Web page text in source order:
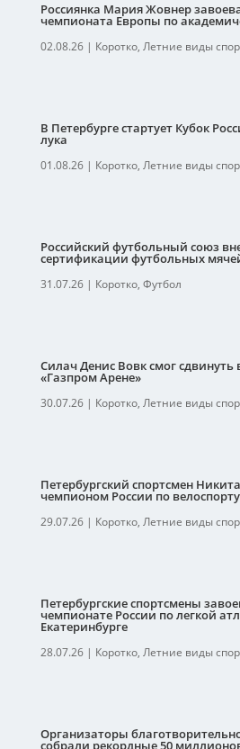
Россиянка Мария Жовнер
чемпионата Европы по
02.08.26| Коротко, Летние виды
В Петербурге стартует Кубок
лука
01.08.26| Коротко, Летние виды
Российский футбольный союз
сертификации футбольных
31.07.26| Коротко, Футбол
Силач Денис Вовк смог сдвинуть
«Газпром Арене»
30.07.26| Коротко, Летние виды
Петербургский спортсмен
чемпионом России по
29.07.26| Коротко, Летние виды
Петербургские спортсмены
чемпионате России по легкой
Екатеринбурге
28.07.26| Коротко, Летние виды
Организаторы
собрали рекордные 50